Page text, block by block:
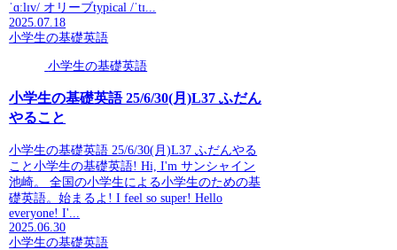
ˈɑːlɪv/ オリーブtypical /ˈtɪ...
2025.07.18
小学生の基礎英語
小学生の基礎英語
小学生の基礎英語 25/6/30(月)L37 ふだん
やること
小学生の基礎英語 25/6/30(月)L37 ふだんやる
こと小学生の基礎英語! Hi, I'm サンシャイン
池崎。 全国の小学生による小学生のための基
礎英語。始まるよ! I feel so super! Hello
everyone! I'...
2025.06.30
小学生の基礎英語